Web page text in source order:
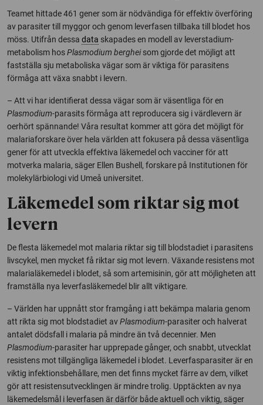
Teamet hittade 461 gener som är nödvändiga för effektiv överföring
av parasiter till myggor och genom leverfasen tillbaka till blodet hos
möss. Utifrån dessa data skapades en modell av leverstadium-
metabolism hosPlasmodium berghei som gjorde det möjligt att
fastställa sju metaboliska vägar som är viktiga för parasitens
förmåga att växa snabbt i levern.
– Att vi har identifierat dessa vägar som är väsentliga för en
Plasmodium-parasits förmåga att reproducera sig i värdlevern är
oerhört spännande! Våra resultat kommer att göra det möjligt för
malariaforskare över hela världen att fokusera på dessa väsentliga
gener för att utveckla effektiva läkemedel och vacciner för att
motverka malaria, säger Ellen Bushell, forskare på Institutionen för
molekylärbiologi vid Umeå universitet.
Läkemedel som riktar sig mot
levern
De flesta läkemedel mot malaria riktar sig till blodstadiet i parasitens
livscykel, men mycket få riktar sig mot levern. Växande resistens mot
malarialäkemedel i blodet, så som artemisinin, gör att möjligheten att
framställa nya leverfasläkemedel blir allt viktigare.
– Världen har uppnått stor framgång i att bekämpa malaria genom
att rikta sig mot blodstadiet avPlasmodium-parasiter och halverat
antalet dödsfall i malaria på mindre än två decennier. Men
Plasmodium-parasiter har upprepade gånger, och snabbt, utvecklat
resistens mot tillgängliga läkemedel i blodet. Leverfasparasiter är en
viktig infektionsbehållare, men det finns mycket färre av dem, vilket
gör att resistensutvecklingen är mindre trolig. Upptäckten av nya
läkemedelsmål i leverfasen är därför både aktuell och viktig, säger